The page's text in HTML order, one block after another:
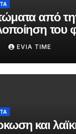
από
του
EVIA TIME
και